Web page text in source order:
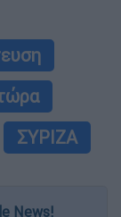
ΣΥΡΙΖΑ
News!